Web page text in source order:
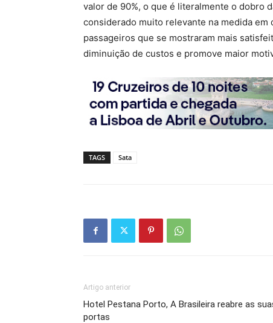
valor de 90%, o que é literalmente o dobro
considerado muito relevante na medida
passageiros que se mostraram mais
diminuição de custos e promove maior
TAGS Sata
Artigo anterior
Hotel Pestana Porto, A Brasileira reabre as
portas